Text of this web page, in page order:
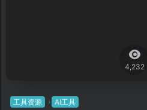
4,232
工具资源 AI工具